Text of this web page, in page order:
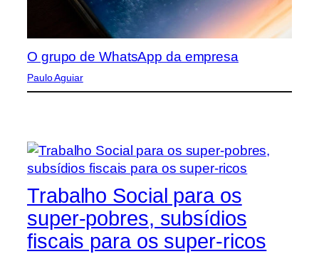
O grupo de WhatsApp da empresa
Paulo Aguiar
Trabalho Social para os
super-pobres, subsídios
fiscais para os super-ricos